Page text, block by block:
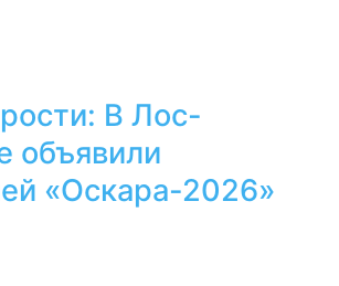
В Лос-
объявили
«Оскара-2026»